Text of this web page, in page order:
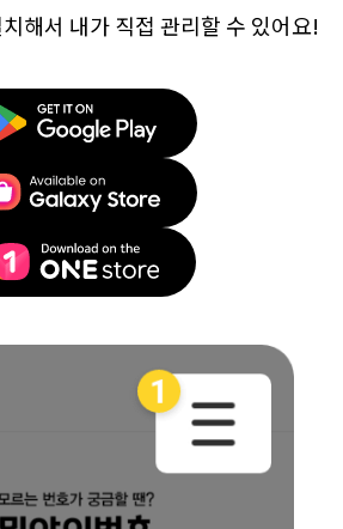
해서 내가 직접 관리할 수 있어요!